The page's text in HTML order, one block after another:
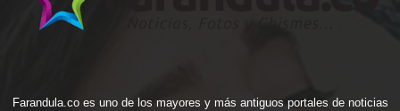
Farandula.co es uno de los mayores y más antiguos portales de noticias